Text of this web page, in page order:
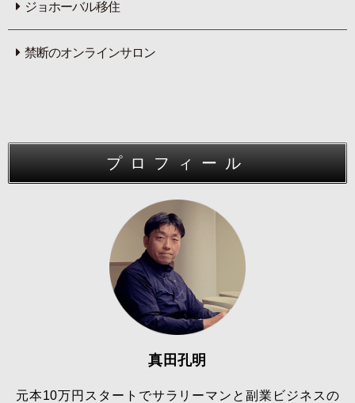
ジョホーバル移住
禁断のオンラインサロン
プロフィール
真田孔明
元本10万円スタートでサラリーマンと副業ビジネスの